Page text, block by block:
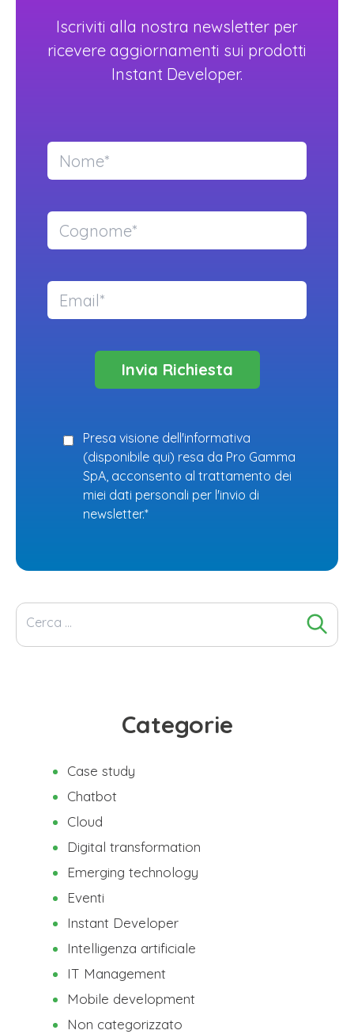
Iscriviti alla nostra newsletter per
ricevere aggiornamenti sui prodotti
Instant Developer.
Presa visione dell'informativa
(disponibile qui) resa da Pro Gamma
SpA, acconsento al trattamento dei
miei dati personali per l'invio di
newsletter.*
Ricerca
Categorie
Case study
Chatbot
Cloud
Digital transformation
Emerging technology
Eventi
Instant Developer
Intelligenza artificiale
IT Management
Mobile development
Non categorizzato